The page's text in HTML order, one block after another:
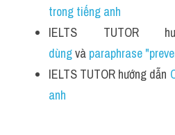
trong tiếng anh
IELTS TUTOR
dùng và paraphrase
IELTS TUTOR hướng dẫn
anh